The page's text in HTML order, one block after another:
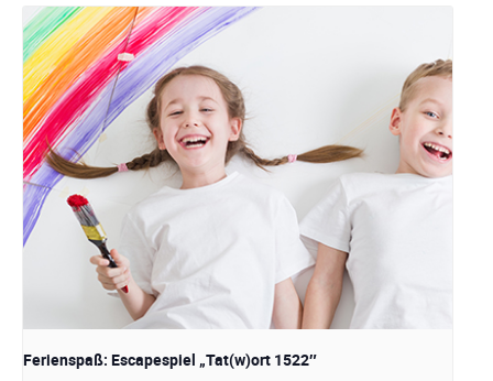
Ferienspaß: Escapespiel „Tat(w)ort 1522″